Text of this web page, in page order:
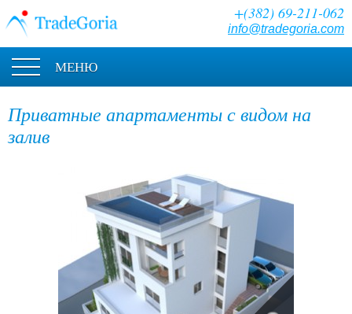
+(382) 69-211-062
info@tradegoria.com
МЕНЮ
Приватные апартаменты с видом на
залив